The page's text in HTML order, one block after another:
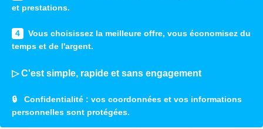
et prestations.
4
Vous choisissez la meilleure offre, vous économisez du
temps et de l'argent.
▷ C'est simple, rapide et sans engagement
🔒 Confidentialité : vos coordonnées et vos informations
personnelles sont protégées.